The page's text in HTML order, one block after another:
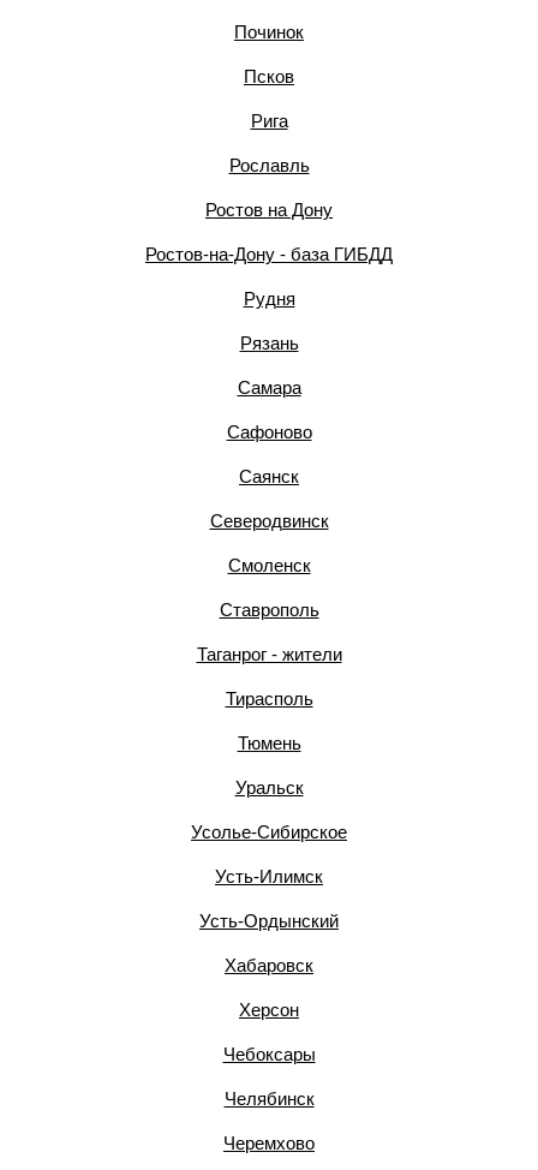
Починок
Псков
Рига
Рославль
Ростов на Дону
Ростов-на-Дону - база ГИБДД
Рудня
Рязань
Самара
Сафоново
Саянск
Северодвинск
Смоленск
Ставрополь
Таганрог - жители
Тирасполь
Тюмень
Уральск
Усолье-Сибирское
Усть-Илимск
Усть-Ордынский
Хабаровск
Херсон
Чебоксары
Челябинск
Черемхово